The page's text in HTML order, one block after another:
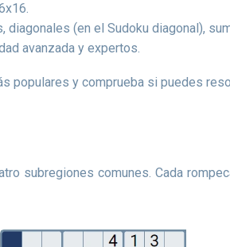
diagonales (en el Sudoku diagonal),
avanzada y expertos.
populares y comprueba si puedes